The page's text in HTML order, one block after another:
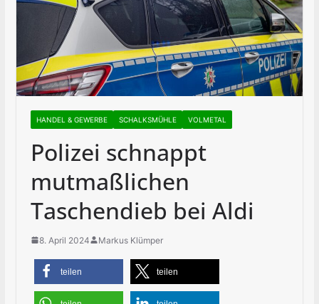
HANDEL & GEWERBE SCHALKSMÜHLE VOLMETAL
Polizei schnappt
mutmaßlichen
Taschendieb bei Aldi
8. April 2024 Markus Klümper
teilen teilen